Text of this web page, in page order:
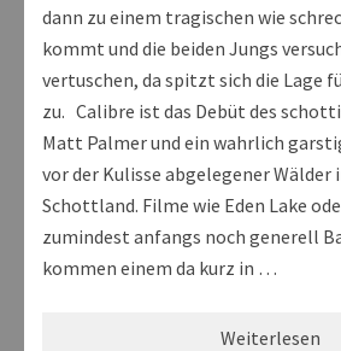
dann zu einem tragischen wie
kommt und die beiden Jungs
vertuschen, da spitzt sich die Lage
zu. Calibre ist das Debüt des
Matt Palmer und ein wahrlich
vor der Kulisse abgelegener
Schottland. Filme wie Eden Lake
zumindest anfangs noch generell
kommen einem da kurz in …
Weiterlesen